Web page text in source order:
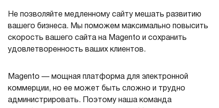
Не позволяйте медленному сайту мешать развитию
вашего бизнеса. Мы поможем максимально повысить
скорость вашего сайта на Magento и сохранить
удовлетворенность ваших клиентов.
Magento — мощная платформа для электронной
коммерции, но ее может быть сложно и трудно
администрировать. Поэтому наша команда